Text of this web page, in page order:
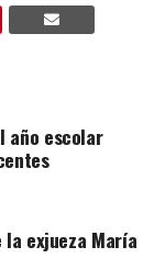
año escolar
exjueza María